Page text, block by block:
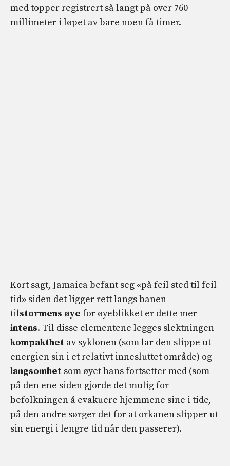
med topper registrert så langt på over 760
millimeter i løpet av bare noen få timer.
Kort sagt, Jamaica befant seg «på feil sted til feil
tid» siden det ligger rett langs banen
tilstormens øye for øyeblikket er dette mer
intens. Til disse elementene legges slektningen
kompakthet av syklonen (som lar den slippe ut
energien sin i et relativt innesluttet område) og
langsomhet som øyet hans fortsetter med (som
på den ene siden gjorde det mulig for
befolkningen å evakuere hjemmene sine i tide,
på den andre sørger det for at orkanen slipper ut
sin energi i lengre tid når den passerer).